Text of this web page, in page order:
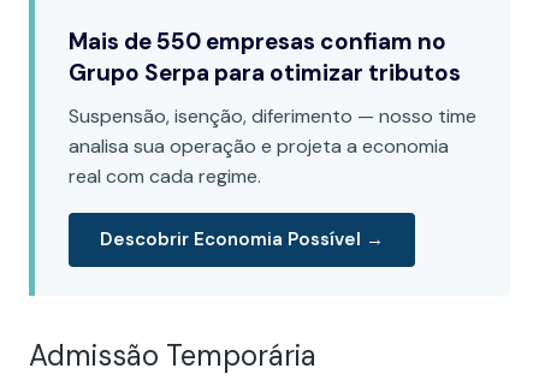
Mais de 550 empresas confiam no
Grupo Serpa para otimizar tributos
Suspensão, isenção, diferimento — nosso time
analisa sua operação e projeta a economia
real com cada regime.
Descobrir Economia Possível →
Admissão Temporária